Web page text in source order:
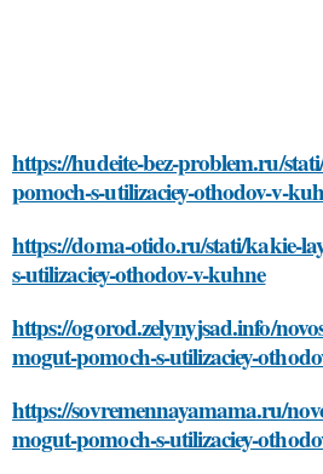
https://hudeite-bez-problem.ru/
pomoch-s-utilizaciey-othodov-v-
https://doma-otido.ru/stati/kakie-
s-utilizaciey-othodov-v-kuhne
https://ogorod.zelynyjsad.info/
mogut-pomoch-s-utilizaciey-
https://sovremennayamama.ru/
mogut-pomoch-s-utilizaciey-